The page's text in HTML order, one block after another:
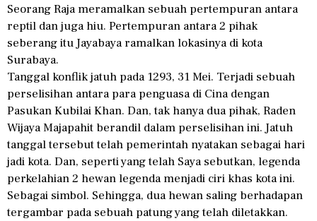
Seorang Raja meramalkan sebuah pertempuran antara
reptil dan juga hiu. Pertempuran antara 2 pihak
seberang itu Jayabaya ramalkan lokasinya di kota
Surabaya.
Tanggal konflik jatuh pada 1293, 31 Mei. Terjadi sebuah
perselisihan antara para penguasa di Cina dengan
Pasukan Kubilai Khan. Dan, tak hanya dua pihak, Raden
Wijaya Majapahit berandil dalam perselisihan ini. Jatuh
tanggal tersebut telah pemerintah nyatakan sebagai hari
jadi kota. Dan, seperti yang telah Saya sebutkan, legenda
perkelahian 2 hewan legenda menjadi ciri khas kota ini.
Sebagai simbol. Sehingga, dua hewan saling berhadapan
tergambar pada sebuah patung yang telah diletakkan.